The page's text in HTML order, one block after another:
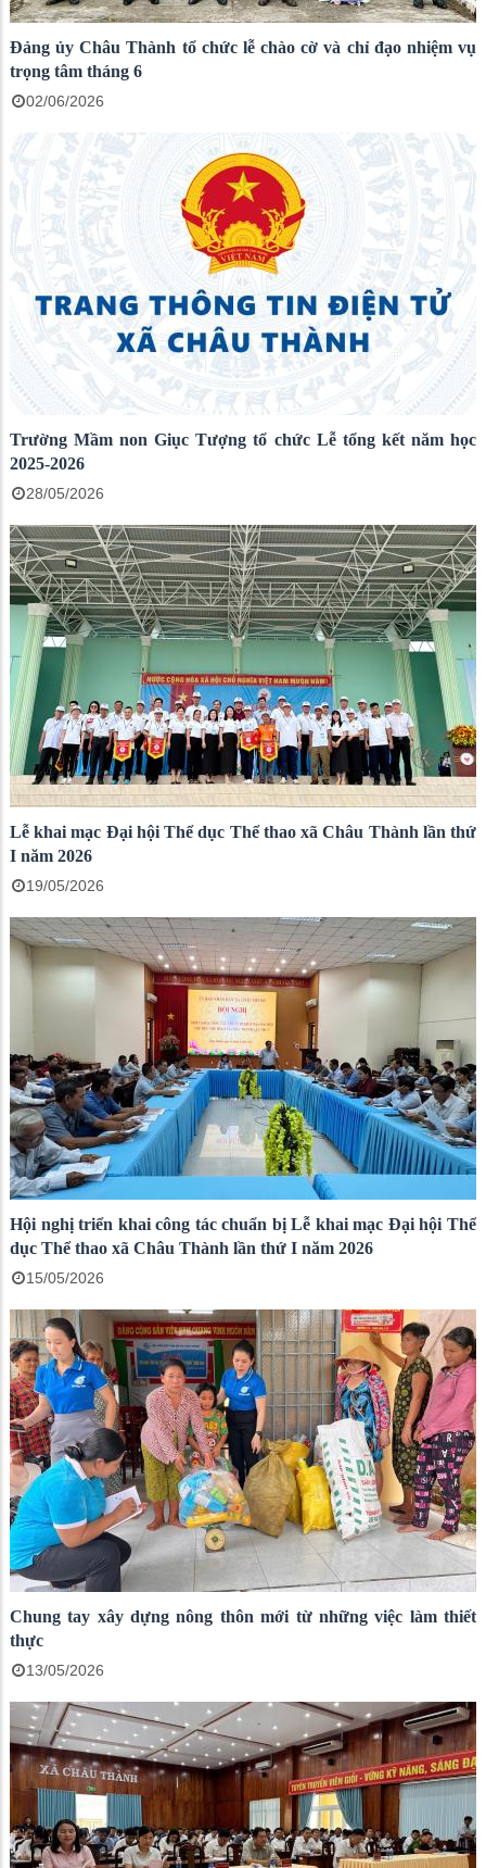
Đảng ủy Châu Thành tổ chức lễ chào cờ và chỉ đạo nhiệm vụ
trọng tâm tháng 6
02/06/2026
Trường Mầm non Giục Tượng tổ chức Lễ tổng kết năm học
2025-2026
28/05/2026
Lễ khai mạc Đại hội Thể dục Thể thao xã Châu Thành lần thứ
I năm 2026
19/05/2026
Hội nghị triển khai công tác chuẩn bị Lễ khai mạc Đại hội Thể
dục Thể thao xã Châu Thành lần thứ I năm 2026
15/05/2026
Chung tay xây dựng nông thôn mới từ những việc làm thiết
thực
13/05/2026